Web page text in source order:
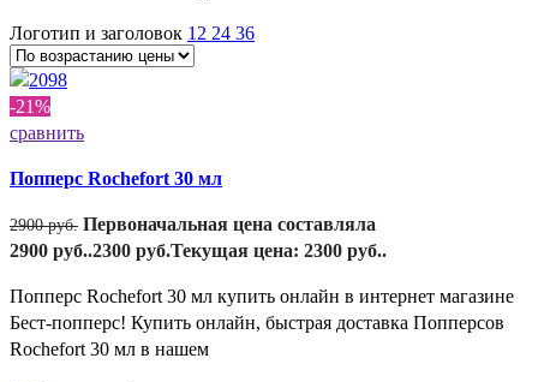
Логотип и заголовок 12 24 36
-21%
сравнить
Попперс Rochefort 30 мл
2900руб. Первоначальная цена составляла
2900 руб..2300 руб.Текущая цена: 2300 руб..
Попперс Rochefort 30 мл купить онлайн в интернет магазине
Бест-попперс! Купить онлайн, быстрая доставка Попперсов
Rochefort 30 мл в нашем